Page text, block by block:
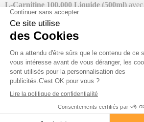
L-Carnitine 100.000 Liquide (500ml)
complément alimentaire qui contient
dose, sous forme de
assimilation rapide.
La L-carnitine dans le produit L-Carnitine
est considérée comme un pic des
améliorateur de performance efficace.
Pour avoir l’effet optimal, le produit contient
de thé vertqui est connu pour
ingrédient est consommé en Chine depuis